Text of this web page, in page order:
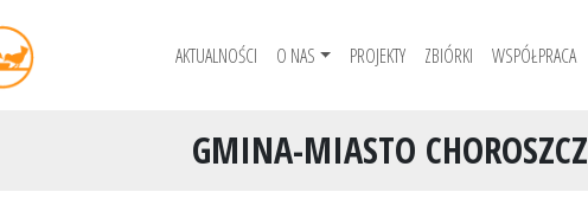
AKTUALNOŚCI O NAS PROJEKTY ZBIÓRKI WSPÓŁPRACA
GMINA-MIASTO CHOROSZCZ